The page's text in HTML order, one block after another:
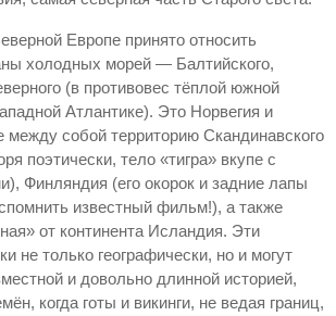
Европе принято относить
холодных морей — Балтийского,
(в противовес тёплой южной
Атлантике). Это Норвегия и
собой территорию Скандинавского
поэтически, тело «тигра» вкупе с
Финляндия (его окорок и задние лапы
известный фильм!), а также
от континента Исландия. Эти
не только географически, но и могут
и довольно длинной историей,
когда готы и викинги, не ведая границ,